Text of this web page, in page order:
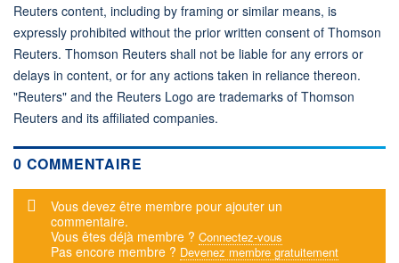
Reuters content, including by framing or similar means, is
expressly prohibited without the prior written consent of Thomson
Reuters. Thomson Reuters shall not be liable for any errors or
delays in content, or for any actions taken in reliance thereon.
"Reuters" and the Reuters Logo are trademarks of Thomson
Reuters and its affiliated companies.
0 COMMENTAIRE
Message d'alerte
Vous devez être membre pour ajouter un
commentaire.
Vous êtes déjà membre ? Connectez-vous
Pas encore membre ? Devenez membre gratuitement